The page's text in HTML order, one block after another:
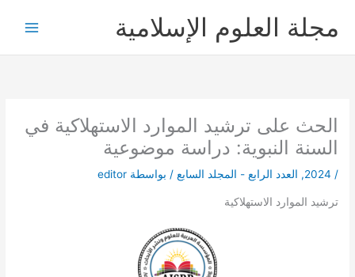
مجلة العلوم الإسلامية
الحث على ترشيد الموارد الاستهلاكية في
السنة النبوية: دراسة موضوعية
/
2024
, العدد الرابع - المجلد السابع / بواسطة editor
ترشيد الموارد الاستهلاكية